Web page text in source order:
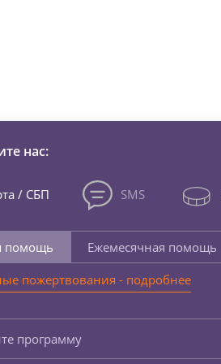
нас:
/ СБП SMS
помощь
Ежемесячная помощь
пожертвования - подробнее
программу